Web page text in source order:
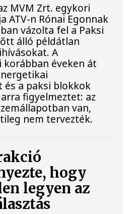
MVM Zrt. egykori
ATV-n Rónai Egonnak
vázolta fel a Paksi
álló példátlan
A
korábban éveken át
és a paksi blokkok
figyelmeztet: az
van,
nem tervezték.
hogy
legyen az